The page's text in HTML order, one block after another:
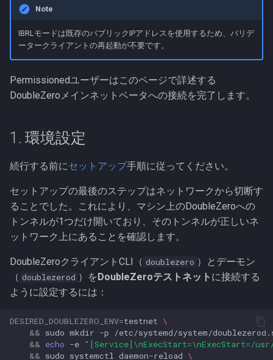
Note
IBRLモードは既存のパブリックIPアドレスを使用するため、バリデ
ータークライアントの再起動が不要です。
Permissionedユーザーはこのページで詳述する
DoubleZeroメインネットベータへの接続を完了します。
1. 環境設定
続行する前にセットアップ手順に従ってください。
セットアップの最後のステップはネットワークから切断す
ることでした。これにより、マシン上のDoubleZeroへの
トンネルが1つだけ開いており、そのトンネルが正しいネ
ットワーク上にあることを確認します。
DoubleZeroクライアントCLI（ doublezero ）とデーモン
（ doublezerod ）をDoubleZeroテストネット に接続する
ように設定するには：
DESIRED_DOUBLEZERO_ENV=testnet \
&& sudo mkdir -p
/etc/systemd/system/
&& echo -e "[Service]\nExecStart=\nExecStart=/
&& sudo systemctl daemon-reload \